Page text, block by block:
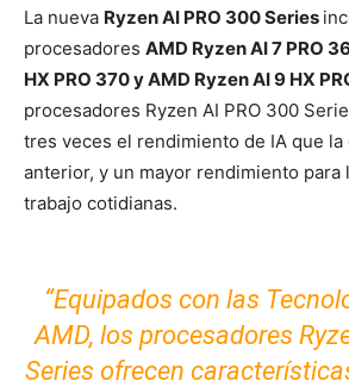
La nueva Ryzen AI PRO 300 Series
procesadores AMD Ryzen AI 7 PRO
HX PRO 370 y AMD Ryzen AI 9 HX
procesadores Ryzen AI PRO 300
tres veces el rendimiento de IA que la
anterior, y un mayor rendimiento para
trabajo cotidianas.
“Equipados con las
AMD, los procesadores
Series ofrecen